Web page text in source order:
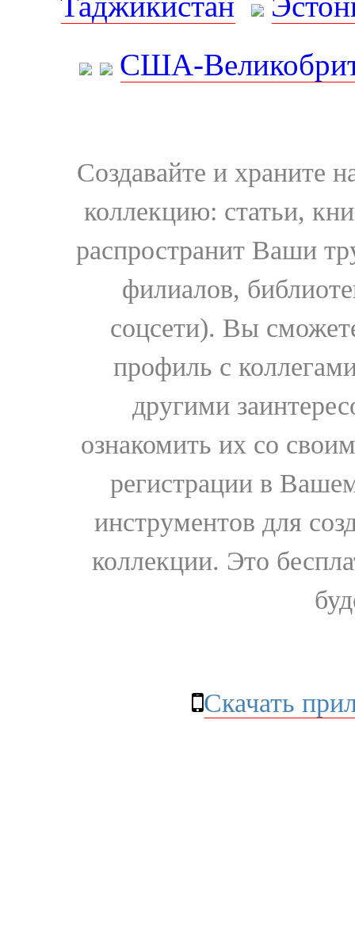
США-
Создавайте и храните
коллекцию: статьи,
распространит Ваши
филиалов,
соцсети). Вы
профиль с
другими
ознакомить их со
регистрации в
инструментов для
коллекции. Это
Скачать